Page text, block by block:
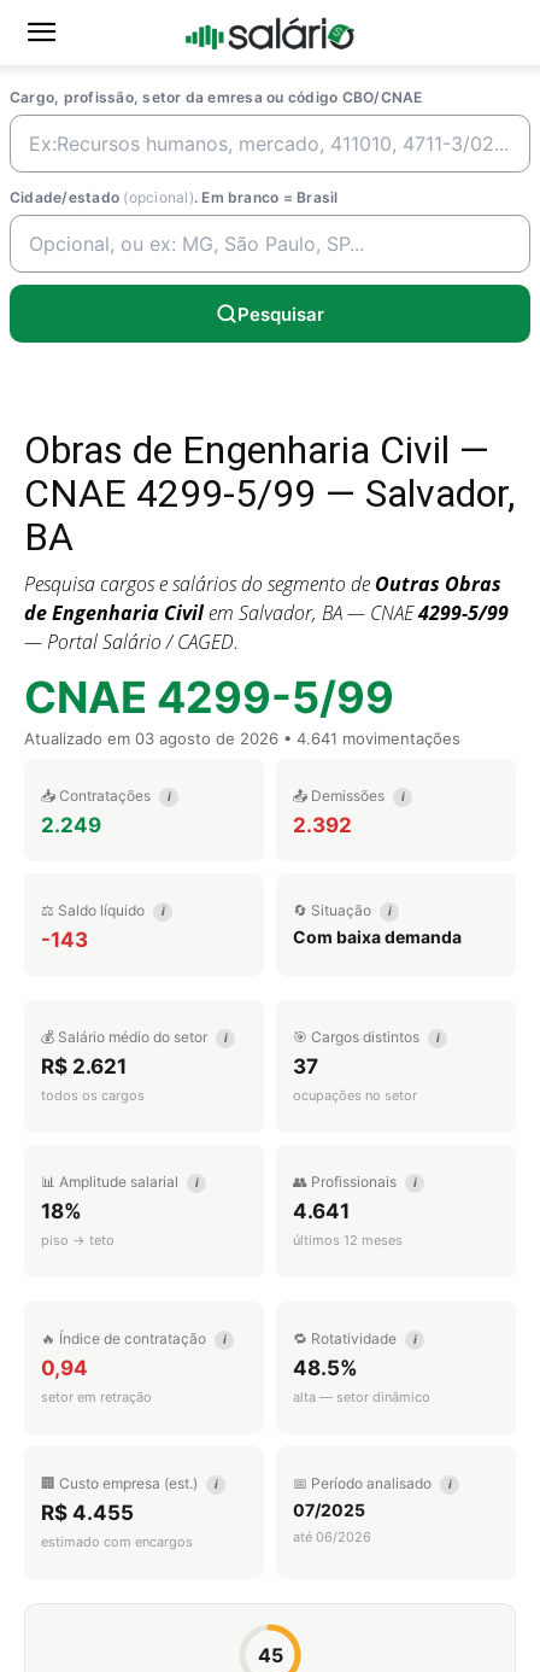
Cargo, profissão, setor da emresa ou código CBO/CNAE
Cidade/estado (opcional). Em branco = Brasil
Pesquisar
Obras de Engenharia Civil —
CNAE 4299-5/99 — Salvador,
BA
Pesquisa cargos e salários do segmento de Outras Obras
de Engenharia Civilem Salvador, BA — CNAE4299-5/99
— Portal Salário / CAGED.
CNAE 4299-5/99
Atualizado em 03 agosto de 2026 • 4.641 movimentações
📥 Contratações i
2.249
📤 Demissões i
2.392
⚖️ Saldo líquido i
-143
🔄 Situação i
Com baixa demanda
💰 Salário médio do setor i
R$ 2.621
todos os cargos
🎯 Cargos distintos i
37
ocupações no setor
📊 Amplitude salarial i
18%
piso → teto
👥 Profissionais i
4.641
últimos 12 meses
🔥 Índice de contratação i
0,94
setor em retração
🔁 Rotatividade i
48.5%
alta — setor dinâmico
🏢 Custo empresa (est.) i
R$ 4.455
estimado com encargos
📅 Período analisado i
07/2025
até 06/2026
45